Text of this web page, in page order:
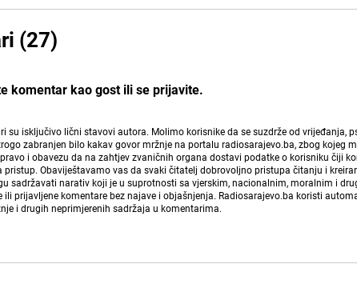
(27)
komentar kao gost ili se prijavite.
su isključivo lični stavovi autora. Molimo korisnike da se suzdrže od vrijeđanja,
zabranjen bilo kakav govor mržnje na portalu radiosarajevo.ba, zbog kojeg
i obavezu da na zahtjev zvaničnih organa dostavi podatke o korisniku čiji
pristup. Obaviještavamo vas da svaki čitatelj dobrovoljno pristupa čitanju i
sadržavati narativ koji je u suprotnosti sa vjerskim, nacionalnim, moralnim i
ili prijavljene komentare bez najave i objašnjenja. Radiosarajevo.ba koristi
i drugih neprimjerenih sadržaja u komentarima.